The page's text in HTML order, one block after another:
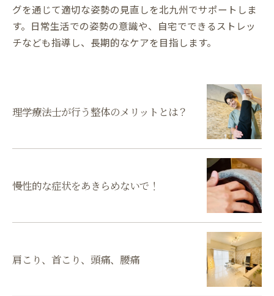
グを通じて適切な姿勢の見直しを北九州でサポートしま
す。日常生活での姿勢の意識や、自宅でできるストレッ
チなども指導し、長期的なケアを目指します。
理学療法士が行う整体のメリットとは？
慢性的な症状をあきらめないで！
肩こり、首こり、頭痛、腰痛